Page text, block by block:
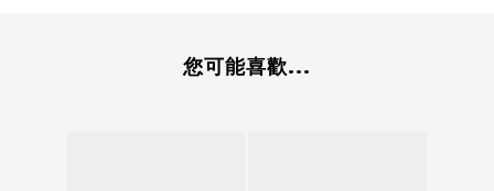
您可能喜歡...